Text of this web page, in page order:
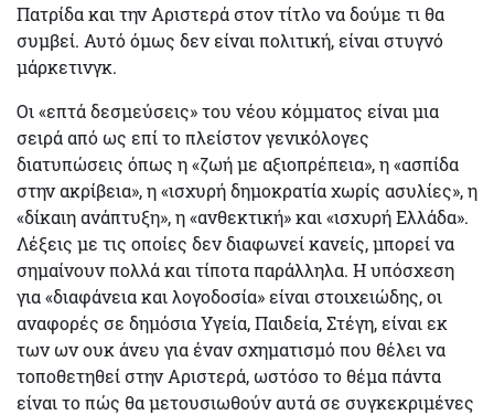
Πατρίδα και την Αριστερά στον τίτλο να δούμε τι θα
συμβεί. Αυτό όμως δεν είναι πολιτική, είναι στυγνό
μάρκετινγκ.
Οι «επτά δεσμεύσεις» του νέου κόμματος είναι μια
σειρά από ως επί το πλείστον γενικόλογες
διατυπώσεις όπως η «ζωή με αξιοπρέπεια», η «ασπίδα
στην ακρίβεια», η «ισχυρή δημοκρατία χωρίς ασυλίες», η
«δίκαιη ανάπτυξη», η «ανθεκτική» και «ισχυρή Ελλάδα».
Λέξεις με τις οποίες δεν διαφωνεί κανείς, μπορεί να
σημαίνουν πολλά και τίποτα παράλληλα. Η υπόσχεση
για «διαφάνεια και λογοδοσία» είναι στοιχειώδης, οι
αναφορές σε δημόσια Υγεία, Παιδεία, Στέγη, είναι εκ
των ων ουκ άνευ για έναν σχηματισμό που θέλει να
τοποθετηθεί στην Αριστερά, ωστόσο το θέμα πάντα
είναι το πώς θα μετουσιωθούν αυτά σε συγκεκριμένες